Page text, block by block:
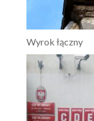
Wyrok łączny